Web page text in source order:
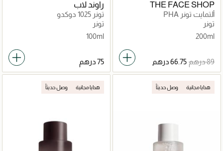
THE FACE SHOP
ألتمايت تونر PHA
تونر
200ml
راوند لاب
تونر 1025 دوكدو
تونر
100ml
هدايا مجانية وصل حديثاً هدايا مجانية وصل حديثاً